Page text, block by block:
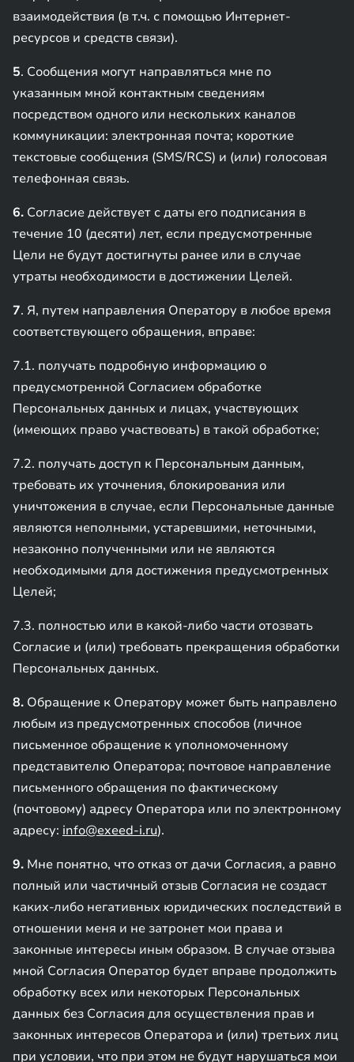
взаимодействия (в т.ч. с помощью Интернет-
ресурсов и средств связи).
5. Сообщения могут направляться мне по
указанным мной контактным сведениям
посредством одного или нескольких каналов
коммуникации: электронная почта; короткие
текстовые сообщения (SMS/RCS) и (или) голосовая
телефонная связь.
6. Согласие действует с даты его подписания в
течение 10 (десяти) лет, если предусмотренные
Цели не будут достигнуты ранее или в случае
утраты необходимости в достижении Целей.
7. Я, путем направления Оператору в любое время
соответствующего обращения, вправе:
7.1. получать подробную информацию о
предусмотренной Согласием обработке
Персональных данных и лицах, участвующих
(имеющих право участвовать) в такой обработке;
7.2. получать доступ к Персональным данным,
требовать их уточнения, блокирования или
уничтожения в случае, если Персональные данные
являются неполными, устаревшими, неточными,
незаконно полученными или не являются
необходимыми для достижения предусмотренных
Целей;
7.3. полностью или в какой-либо части отозвать
Согласие и (или) требовать прекращения обработки
Персональных данных.
8. Обращение к Оператору может быть направлено
любым из предусмотренных способов (личное
письменное обращение к уполномоченному
представителю Оператора; почтовое направление
письменного обращения по фактическому
(почтовому) адресу Оператора или по электронному
адресу: info@exeed-i.ru).
9. Мне понятно, что отказ от дачи Согласия, а равно
полный или частичный отзыв Согласия не создаст
каких-либо негативных юридических последствий в
отношении меня и не затронет мои права и
законные интересы иным образом. В случае отзыва
мной Согласия Оператор будет вправе продолжить
обработку всех или некоторых Персональных
данных без Согласия для осуществления прав и
законных интересов Оператора и (или) третьих лиц
при условии, что при этом не будут нарушаться мои